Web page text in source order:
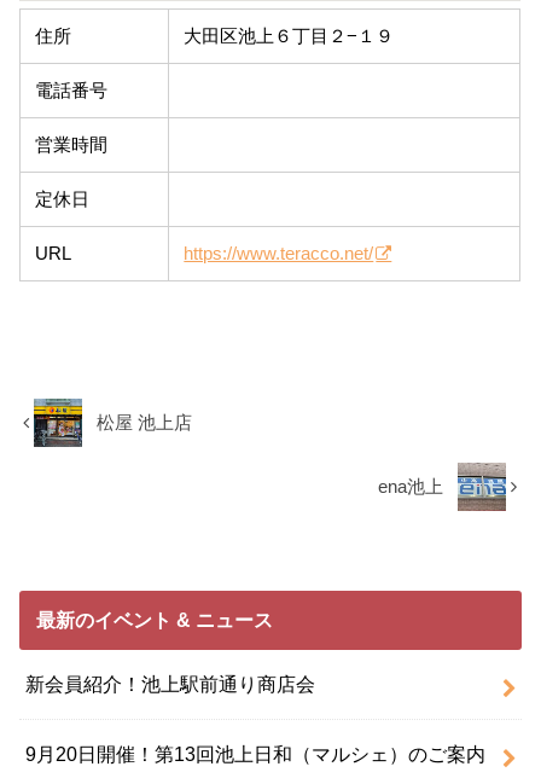
住所 大田区池上６丁目２−１９
電話番号
営業時間
定休日
URL https://www.teracco.net/
松屋 池上店
ena池上
最新のイベント & ニュース
新会員紹介！池上駅前通り商店会
9月20日開催！第13回池上日和（マルシェ）のご案内